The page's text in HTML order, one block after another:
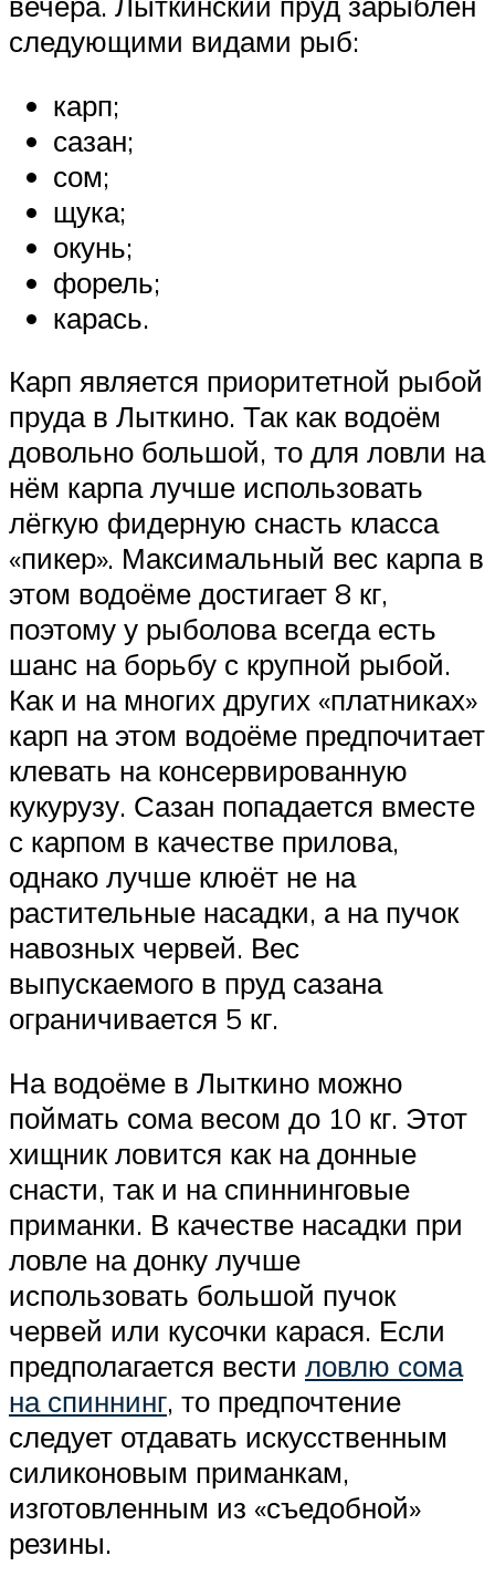
следующими видами рыб:
карп;
сазан;
сом;
щука;
окунь;
форель;
карась.
Карп является приоритетной рыбой
пруда в Лыткино. Так как водоём
довольно большой, то для ловли на
нём карпа лучше использовать
лёгкую фидерную снасть класса
«пикер». Максимальный вес карпа в
этом водоёме достигает 8 кг,
поэтому у рыболова всегда есть
шанс на борьбу с крупной рыбой.
Как и на многих других «платниках»
карп на этом водоёме предпочитает
клевать на консервированную
кукурузу. Сазан попадается вместе
с карпом в качестве прилова,
однако лучше клюёт не на
растительные насадки, а на пучок
навозных червей. Вес
выпускаемого в пруд сазана
ограничивается 5 кг.
На водоёме в Лыткино можно
поймать сома весом до 10 кг. Этот
хищник ловится как на донные
снасти, так и на спиннинговые
приманки. В качестве насадки при
ловле на донку лучше
использовать большой пучок
червей или кусочки карася. Если
предполагается вести ловлю сома
на спиннинг, то предпочтение
следует отдавать искусственным
силиконовым приманкам,
изготовленным из «съедобной»
резины.